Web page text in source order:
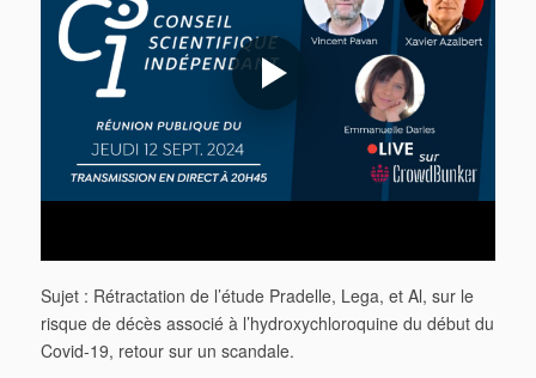
Sujet : Rétractation de l’étude Pradelle, Lega, et Al, sur le
risque de décès associé à l’hydroxychloroquine du début du
Covid-19, retour sur un scandale.